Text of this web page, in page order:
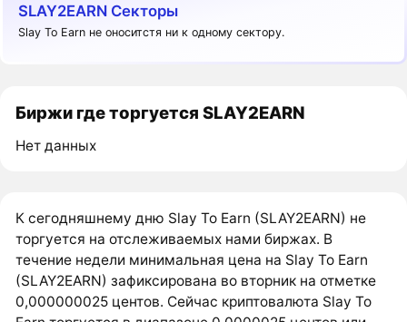
SLAY2EARN Секторы
Slay To Earn не оноситстя ни к одному сектору.
Биржи где торгуется SLAY2EARN
Нет данных
К сегодняшнему дню Slay To Earn (SLAY2EARN) не
торгуется на отслеживаемых нами биржах. В
течение недели минимальная цена на Slay To Earn
(SLAY2EARN) зафиксирована во вторник на отметке
0,000000025 центов. Сейчас криптовалюта Slay To